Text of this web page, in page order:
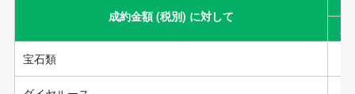
成約金額 (税別) に対して
宝石類